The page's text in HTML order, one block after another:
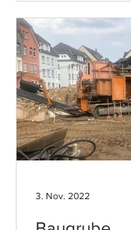
3. Nov. 2022